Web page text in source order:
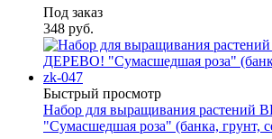
Под заказ
348 руб.
Быстрый просмотр
Набор для выращивания
"Сумасшедшая роза" (банка, грунт,